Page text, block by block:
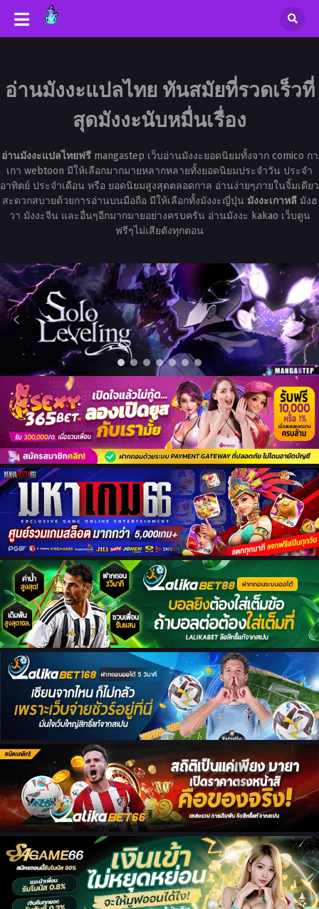
อ่านมังงะแปลไทย ทันสมัยที่รวดเร็วที่
สุดมังงะนับหมื่นเรื่อง
อ่านมังงะแปลไทยฟรีmangastep เว็บอ่านมังงะยอดนิยมทั้งจาก comico กา
เกา webtoon มีให้เลือกมากมายหลากหลายทั้งยอดนิยมประจำวัน ประจำ
อาทิตย์ ประจำเดือน หรือ ยอดนิยมสูงสุดตลอดกาล อ่านง่ายๆภายในจิ้มเดียว
สะดวกสบายด้วยการอ่านบนมือถือ มีให้เลือกทั้งมังงะญี่ปุ่น มังงะเกาหลีมังฮ
วา มังงะจีน และอื่นๆอีกมากมายอย่างครบครัน อ่านมังงะ kakao เว็บตูน
ฟรีๆไม่เสียตังทุกตอน